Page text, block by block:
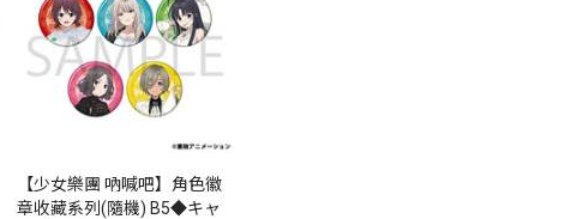
【少女樂團 吶喊吧】角色徽
章收藏系列(隨機) B5◆キャ